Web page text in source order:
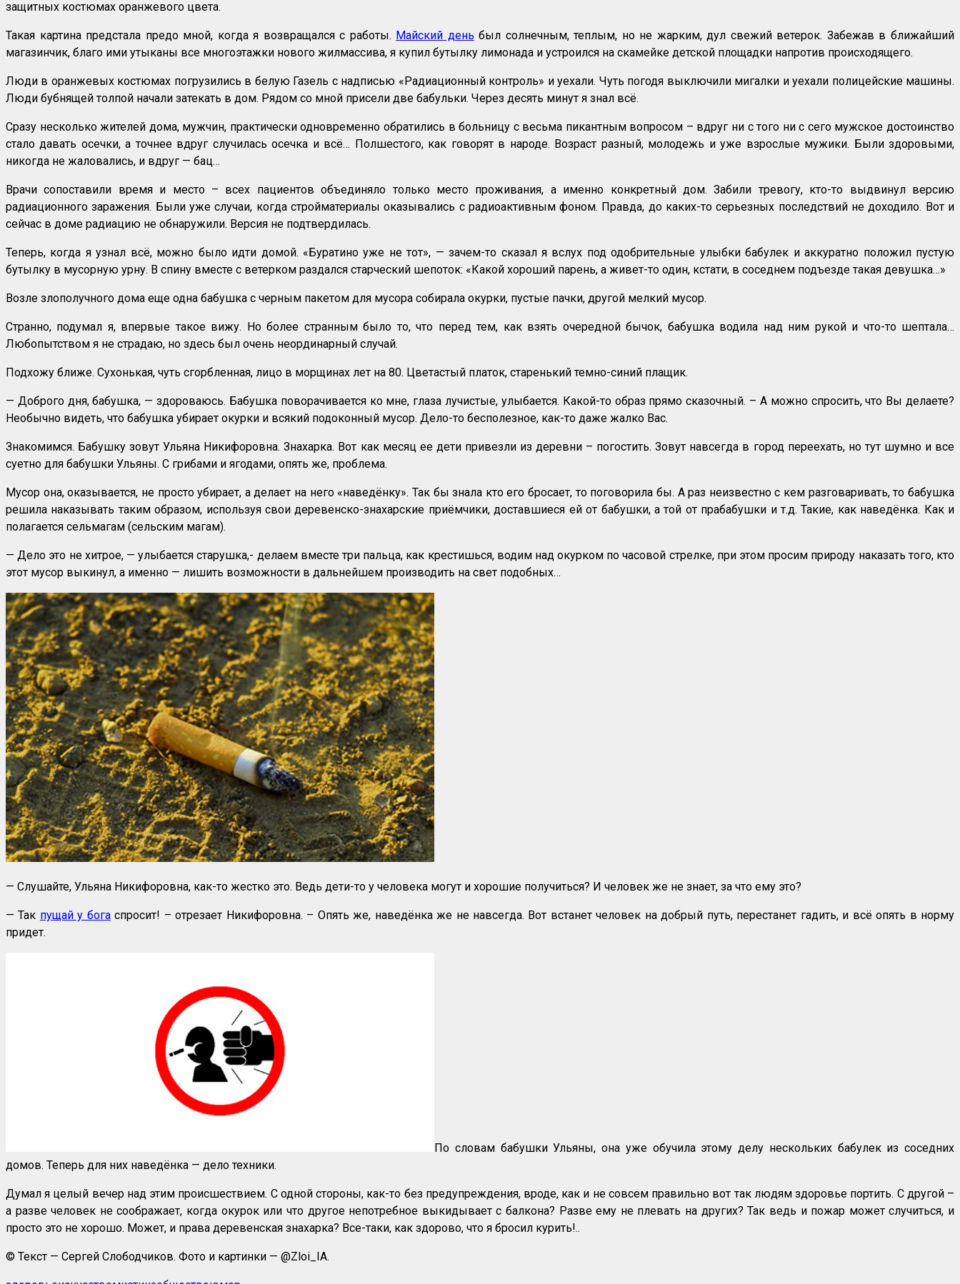
защитных костюмах оранжевого цвета.
Такая картина предстала предо мной, когда я возвращался с работы. Майский день был солнечным, теплым, но не жарким, дул свежий ветерок. Забежав в ближайший
магазинчик, благо ими утыканы все многоэтажки нового жилмассива, я купил бутылку лимонада и устроился на скамейке детской площадки напротив происходящего.
Люди в оранжевых костюмах погрузились в белую Газель с надписью «Радиационный контроль» и уехали. Чуть погодя выключили мигалки и уехали полицейские машины.
Люди бубнящей толпой начали затекать в дом. Рядом со мной присели две бабульки. Через десять минут я знал всё.
Сразу несколько жителей дома, мужчин, практически одновременно обратились в больницу с весьма пикантным вопросом – вдруг ни с того ни с сего мужское достоинство
стало давать осечки, а точнее вдруг случилась осечка и всё… Полшестого, как говорят в народе. Возраст разный, молодежь и уже взрослые мужики. Были здоровыми,
никогда не жаловались, и вдруг — бац…
Врачи сопоставили время и место – всех пациентов объединяло только место проживания, а именно конкретный дом. Забили тревогу, кто-то выдвинул версию
радиационного заражения. Были уже случаи, когда стройматериалы оказывались с радиоактивным фоном. Правда, до каких-то серьезных последствий не доходило. Вот и
сейчас в доме радиацию не обнаружили. Версия не подтвердилась.
Теперь, когда я узнал всё, можно было идти домой. «Буратино уже не тот», — зачем-то сказал я вслух под одобрительные улыбки бабулек и аккуратно положил пустую
бутылку в мусорную урну. В спину вместе с ветерком раздался старческий шепоток: «Какой хороший парень, а живет-то один, кстати, в соседнем подъезде такая девушка…»
Возле злополучного дома еще одна бабушка с черным пакетом для мусора собирала окурки, пустые пачки, другой мелкий мусор.
Странно, подумал я, впервые такое вижу. Но более странным было то, что перед тем, как взять очередной бычок, бабушка водила над ним рукой и что-то шептала…
Любопытством я не страдаю, но здесь был очень неординарный случай.
Подхожу ближе. Сухонькая, чуть сгорбленная, лицо в морщинах лет на 80. Цветастый платок, старенький темно-синий плащик.
— Доброго дня, бабушка, — здороваюсь. Бабушка поворачивается ко мне, глаза лучистые, улыбается. Какой-то образ прямо сказочный. – А можно спросить, что Вы делаете?
Необычно видеть, что бабушка убирает окурки и всякий подоконный мусор. Дело-то бесполезное, как-то даже жалко Вас.
Знакомимся. Бабушку зовут Ульяна Никифоровна. Знахарка. Вот как месяц ее дети привезли из деревни – погостить. Зовут навсегда в город переехать, но тут шумно и все
суетно для бабушки Ульяны. С грибами и ягодами, опять же, проблема.
Мусор она, оказывается, не просто убирает, а делает на него «наведёнку». Так бы знала кто его бросает, то поговорила бы. А раз неизвестно с кем разговаривать, то бабушка
решила наказывать таким образом, используя свои деревенско-знахарские приёмчики, доставшиеся ей от бабушки, а той от прабабушки и т.д. Такие, как наведёнка. Как и
полагается сельмагам (сельским магам).
— Дело это не хитрое, — улыбается старушка,- делаем вместе три пальца, как крестишься, водим над окурком по часовой стрелке, при этом просим природу наказать того, кто
этот мусор выкинул, а именно — лишить возможности в дальнейшем производить на свет подобных…
— Слушайте, Ульяна Никифоровна, как-то жестко это. Ведь дети-то у человека могут и хорошие получиться? И человек же не знает, за что ему это?
— Так пущай у богаспросит! – отрезает Никифоровна. – Опять же, наведёнка же не навсегда. Вот встанет человек на добрый путь, перестанет гадить, и всё опять в норму
придет.
По словам бабушки Ульяны, она уже обучила этому делу нескольких бабулек из соседних
домов. Теперь для них наведёнка — дело техники.
Думал я целый вечер над этим происшествием. С одной стороны, как-то без предупреждения, вроде, как и не совсем правильно вот так людям здоровье портить. С другой –
а разве человек не соображает, когда окурок или что другое непотребное выкидывает с балкона? Разве ему не плевать на других? Так ведь и пожар может случиться, и
просто это не хорошо. Может, и права деревенская знахарка? Все-таки, как здорово, что я бросил курить!..
© Текст — Сергей Слободчиков. Фото и картинки — @Zloi_IA.